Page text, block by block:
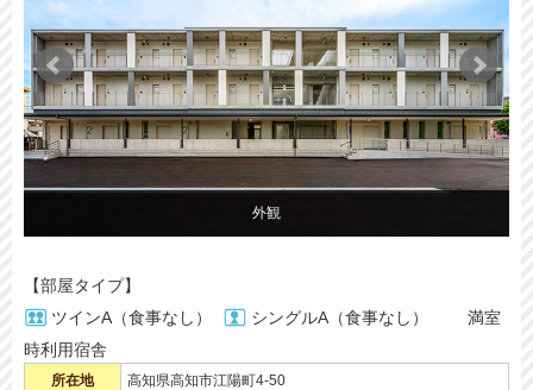
外観
【部屋タイプ】
ツインA（食事なし）
シングルA（食事なし）
満室
時利用宿舎
所在地 高知県高知市江陽町4-50